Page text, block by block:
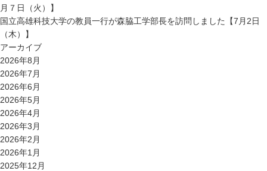
月７日（火）】
国立高雄科技大学の教員一行が森脇工学部長を訪問しました【7月2日
（木）】
アーカイブ
2026年8月
2026年7月
2026年6月
2026年5月
2026年4月
2026年3月
2026年2月
2026年1月
2025年12月